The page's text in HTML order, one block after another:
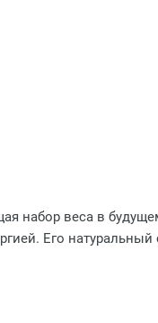
набор веса в
Его натуральный